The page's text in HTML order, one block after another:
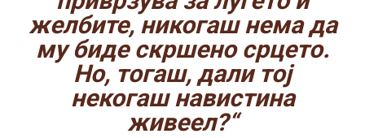
желбите, никогаш нема да
му биде скршено срцето.
Но, тогаш, дали тој
некогаш навистина
живеел?“